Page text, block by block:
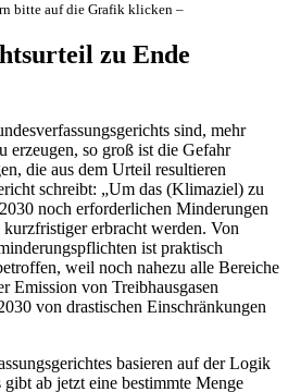
bitte auf die Grafik klicken –
zu Ende
sind, mehr
so groß ist die Gefahr
die aus dem Urteil resultieren
schreibt: „Um das (Klimaziel) zu
noch erforderlichen Minderungen
erbracht werden. Von
ist praktisch
weil noch nahezu alle Bereiche
Emission von Treibhausgasen
von drastischen Einschränkungen
basieren auf der Logik
ab jetzt eine bestimmte Menge